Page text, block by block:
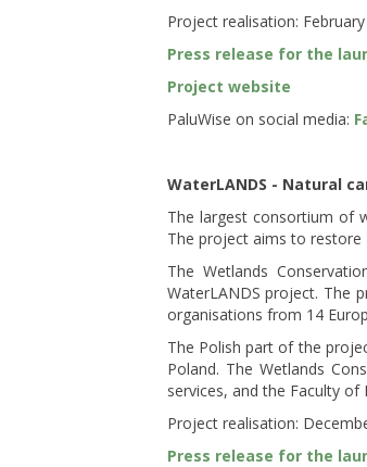
Project realisation: February
Press release for the
Project website
PaluWise on social media:
WaterLANDS - Natural
The largest consortium of
The project aims to restore
The Wetlands
WaterLANDS project. The
organisations from 14
The Polish part of the
Poland. The Wetlands
services, and the Faculty
Project realisation:
Press release for the